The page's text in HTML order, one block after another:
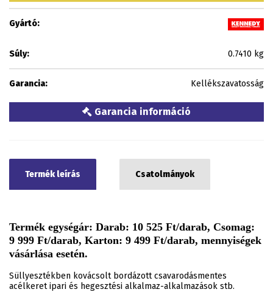
Gyártó:
Súly: 0.7410 kg
Garancia: Kellékszavatosság
Garancia információ
Termék leírás Csatolmányok
Termék egységár: Darab: 10 525 Ft/darab, Csomag:
9 999 Ft/darab, Karton: 9 499 Ft/darab, mennyiségek
vásárlása esetén.
Süllyesztékben kovácsolt bordázott csavarodásmentes
acélkeret ipari és hegesztési alkalmaz-alkalmazások stb.